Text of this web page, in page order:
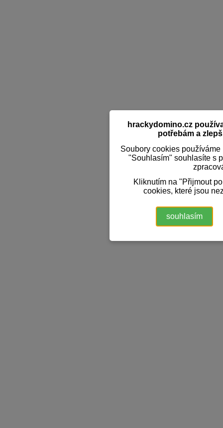
hrackydomino.cz
potřebám a
Soubory cookies
"Souhlasím" souhlasíte s
Kliknutím na "Přijmout
cookies, které jsou
souhlasím